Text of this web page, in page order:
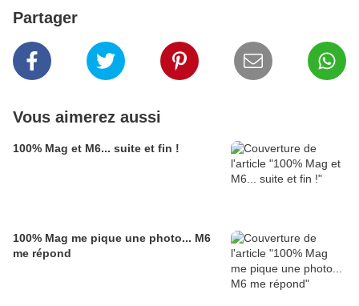
Partager
Vous aimerez aussi
100% Mag et M6... suite et fin !
100% Mag me pique une photo... M6
me répond